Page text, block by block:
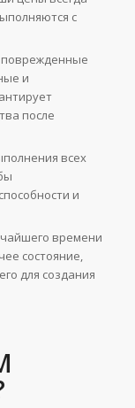
с
и
после
всех
и
времени
состояние,
для создания